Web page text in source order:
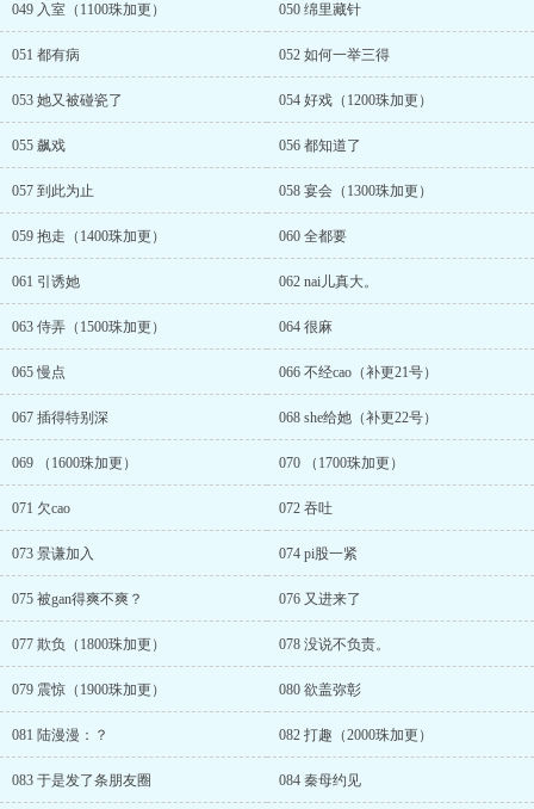
049 入室（1100珠加更） 050 绵里藏针
051 都有病 052 如何一举三得
053 她又被碰瓷了 054 好戏（1200珠加更）
055 飙戏 056 都知道了
057 到此为止 058 宴会（1300珠加更）
059 抱走（1400珠加更） 060 全都要
061 引诱她 062 nai儿真大。
063 侍弄（1500珠加更） 064 很麻
065 慢点 066 不经cao（补更21号）
067 插得特别深 068 she给她（补更22号）
069 （1600珠加更） 070 （1700珠加更）
071 欠cao 072 吞吐
073 景谦加入 074 pi股一紧
075 被gan得爽不爽？ 076 又进来了
077 欺负（1800珠加更） 078 没说不负责。
079 震惊（1900珠加更） 080 欲盖弥彰
081 陆漫漫：？ 082 打趣（2000珠加更）
083 于是发了条朋友圈 084 秦母约见